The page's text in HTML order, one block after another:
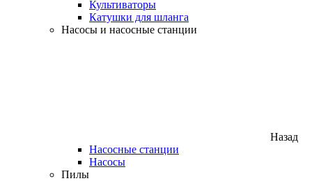
Культиваторы
Катушки для шланга
Насосы и насосные станции
Назад
Насосные станции
Насосы
Пилы